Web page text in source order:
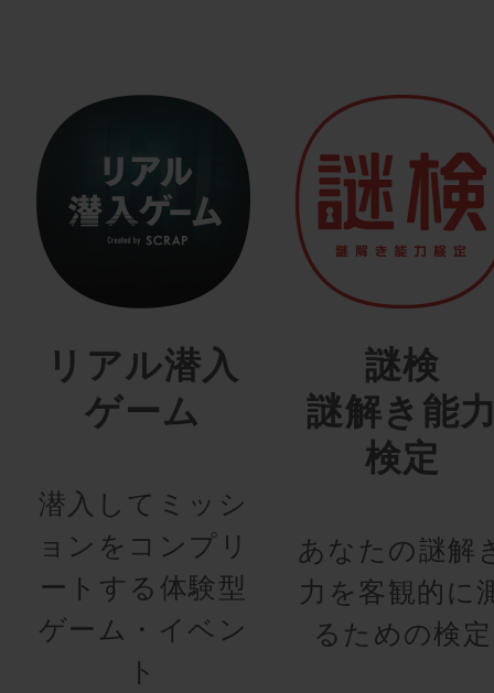
リアル潜入
ゲーム
潜入してミッシ
ョンをコンプリ
ートする体験型
ゲーム・イベン
ト
謎検
謎解き能
検定
あなたの謎解
力を客観的に
るための検定